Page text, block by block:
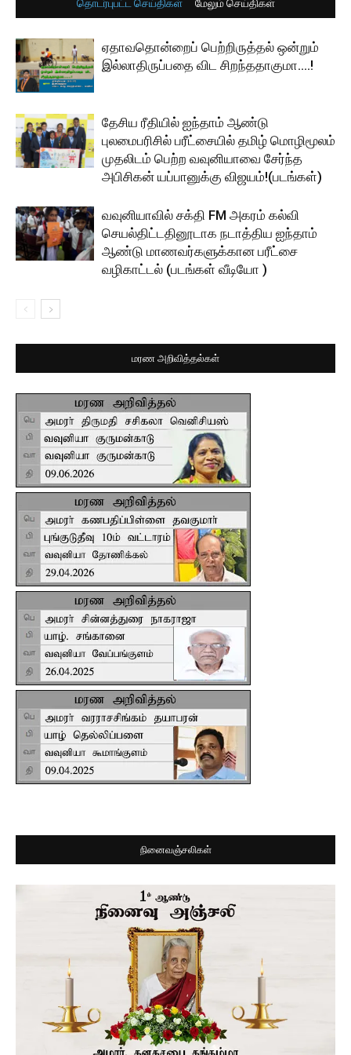
தொடர்புபட்ட செய்திகள் மேலும் செய்திகள்
ஏதாவதொன்றைப் பெற்றிருத்தல் ஒன்றும்
இல்லாதிருப்பதை விட சிறந்ததாகுமா….!
தேசிய ரீதியில் ஐந்தாம் ஆண்டு
புலமைபரிசில் பரீட்சையில் தமிழ் மொழிமூலம்
முதலிடம் பெற்ற வவுனியாவை சேர்ந்த
அபிசிகன் யப்பானுக்கு விஜயம்!(படங்கள்)
வவுனியாவில் சக்தி FM அகரம் கல்வி
செயல்திட்டதினூடாக நடாத்திய ஐந்தாம்
ஆண்டு மாணவர்களுக்கான பரீட்சை
வழிகாட்டல் (படங்கள் வீடியோ )
மரண அறிவித்தல்கள்
நினைவஞ்சலிகள்